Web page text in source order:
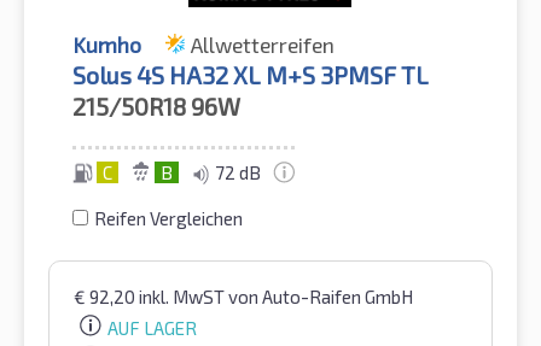
Kumho Allwetterreifen
Solus 4S HA32 XL M+S 3PMSF TL
215/50R18 96W
C B 72 dB
Reifen Vergleichen
€ 92,20 inkl. MwSTvon Auto-Raifen GmbH
AUF LAGER